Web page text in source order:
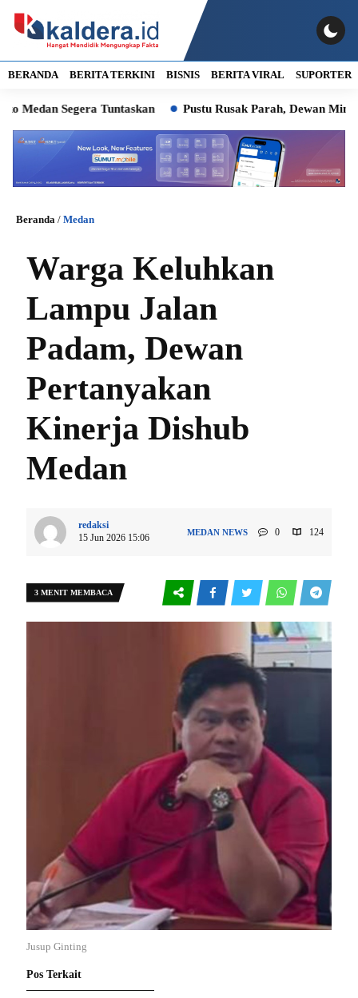
BERANDA BERITA TERKINI BISNIS BERITA VIRAL SUPORTER
Segera Tuntaskan Pustu Rusak Parah, Dewan Minta Wali
Beranda / Medan
Warga Keluhkan
Lampu Jalan
Padam, Dewan
Pertanyakan
Kinerja Dishub
Medan
redaksi
15 Jun 2026 15:06
MEDAN NEWS 0 124
3 MENIT MEMBACA
Jusup Ginting
Pos Terkait